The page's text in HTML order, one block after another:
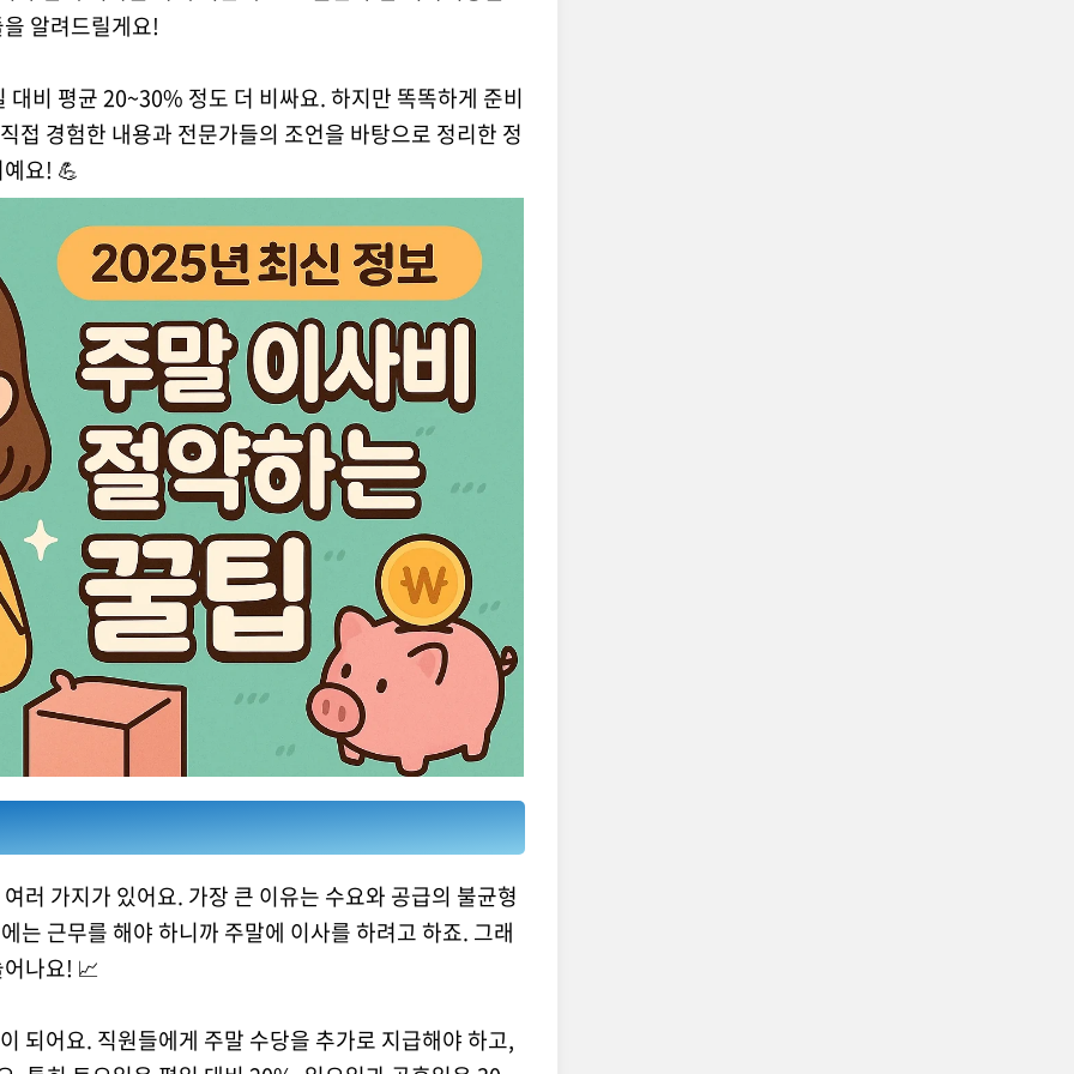
알려드릴게요!
비 평균 20~30% 정도 더 비싸요. 하지만 똑똑하게 준비
접 경험한 내용과 전문가들의 조언을 바탕으로 정리한 정
요! 💪
러 가지가 있어요. 가장 큰 이유는 수요와 공급의 불균형
는 근무를 해야 하니까 주말에 이사를 하려고 하죠. 그래
나요! 📈
되어요. 직원들에게 주말 수당을 추가로 지급해야 하고,